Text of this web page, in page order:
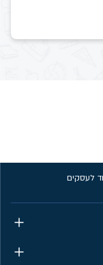
לעסקים